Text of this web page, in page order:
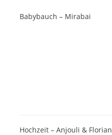
Babybauch – Mirabai
Hochzeit – Anjouli & Florian